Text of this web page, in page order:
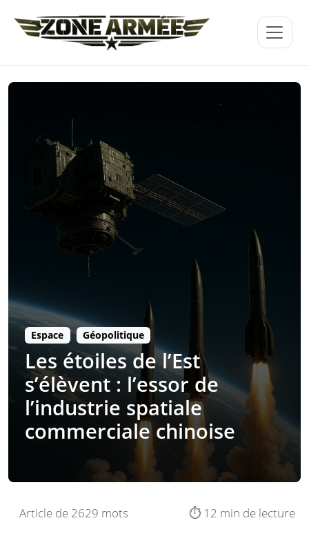
Espace Géopolitique
Les étoiles de l’Est
s’élèvent : l’essor de
l’industrie spatiale
commerciale chinoise
Article de 2629 mots ⏱️ 12 min de lecture